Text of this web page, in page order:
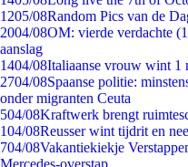
1205/08Random Pics van de
2004/08OM: vierde verdachte
aanslag
1404/08Italiaanse vrouw wint 1
2704/08Spaanse politie:
onder migranten Ceuta
504/08Kraftwerk brengt
104/08Reusser wint tijdrit en
704/08Vakantiekiekje
Mercedes-overstap